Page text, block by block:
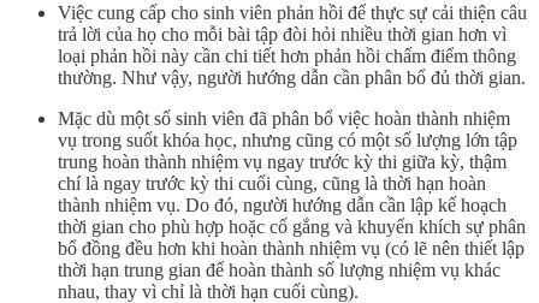
Việc cung cấp cho sinh viên phản hồi để thực sự cải thiện câu
trả lời của họ cho mỗi bài tập đòi hỏi nhiều thời gian hơn vì
loại phản hồi này cần chi tiết hơn phản hồi chấm điểm thông
thường. Như vậy, người hướng dẫn cần phân bổ đủ thời gian.
Mặc dù một số sinh viên đã phân bổ việc hoàn thành nhiệm
vụ trong suốt khóa học, nhưng cũng có một số lượng lớn tập
trung hoàn thành nhiệm vụ ngay trước kỳ thi giữa kỳ, thậm
chí là ngay trước kỳ thi cuối cùng, cũng là thời hạn hoàn
thành nhiệm vụ. Do đó, người hướng dẫn cần lập kế hoạch
thời gian cho phù hợp hoặc cố gắng và khuyến khích sự phân
bổ đồng đều hơn khi hoàn thành nhiệm vụ (có lẽ nên thiết lập
thời hạn trung gian để hoàn thành số lượng nhiệm vụ khác
nhau, thay vì chỉ là thời hạn cuối cùng).